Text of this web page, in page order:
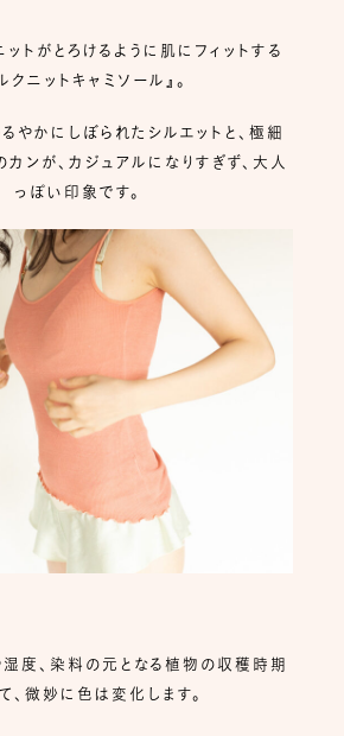
トがとろけるように肌にフィットする
クニットキャミソール』。
やかにしぼられたシルエットと、極細
カンが、カジュアルになりすぎず、大人
っぽい印象です。
度、染料の元となる植物の収穫時期
、微妙に色は変化します。